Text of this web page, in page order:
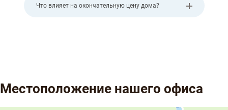
Что влияет на окончательную цену дома?
Местоположение нашего офиса